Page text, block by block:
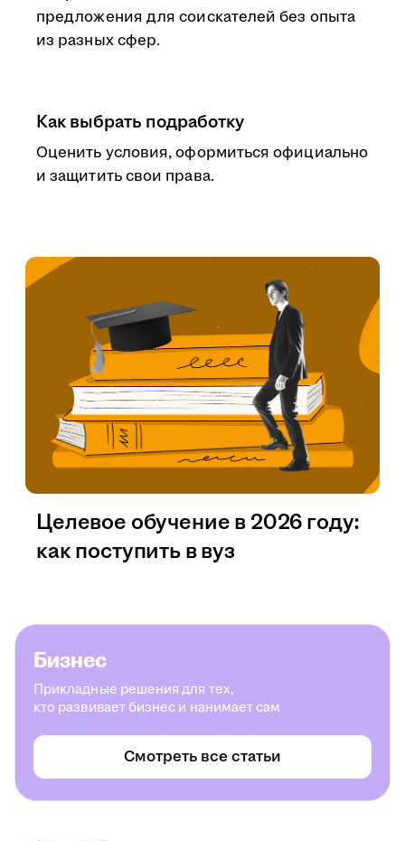
предложения для соискателей без опыта
из разных сфер.
Как выбрать подработку
Оценить условия, оформиться официально
и защитить свои права.
Целевое обучение в 2026 году:
как поступить в вуз
Бизнес
Прикладные решения для тех,
кто развивает бизнес и нанимает сам
Смотреть все статьи